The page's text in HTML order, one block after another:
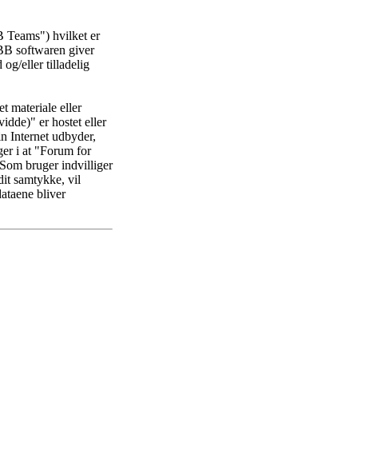
Teams") hvilket er
softwaren giver
og/eller tilladelig
materiale eller
er hostet eller
Internet udbyder,
i at "Forum for
bruger indvilliger
samtykke, vil
bliver